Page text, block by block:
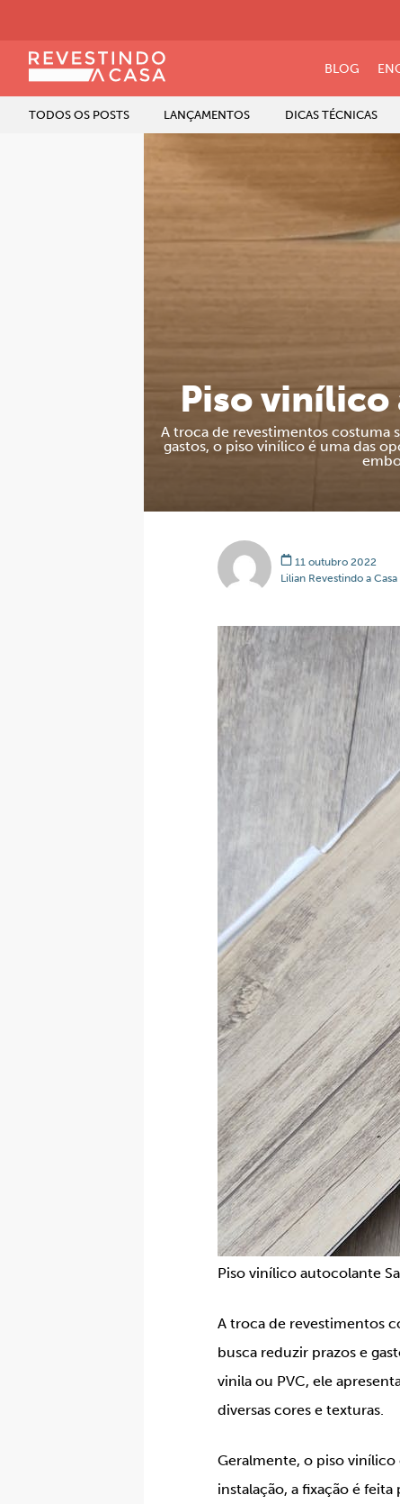
BLOG
TODOS OS POSTS LANÇAMENTOS DICAS TÉCNICAS
Piso vinílico
A troca de revestimentos costuma
gastos, o piso vinílico é uma das
11 outubro 2022
Lilian Revestindo a Casa
Piso vinílico autocolante
A troca de revestimentos
busca reduzir prazos e
vinila ou PVC, ele
diversas cores e texturas.
Geralmente, o piso
instalação, a fixação é